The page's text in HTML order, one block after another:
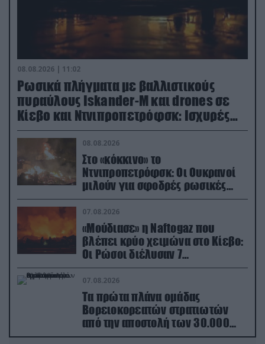
08.08.2026 | 11:02
Ρωσικά πλήγματα με βαλλιστικούς
πυραύλους Iskander-M και drones σε
Κίεβο και Ντνιπροπετρόφσκ: Ισχυρές
εκρήξεις
08.08.2026
Στο «κόκκινο» το
Ντνιπροπετρόφσκ: Οι Ουκρανοί
μιλούν για σφοδρές ρωσικές
επιθέσεις σε όλη την επικράτεια
07.08.2026
«Μούδιασε» η Naftogaz που
βλέπει κρύο χειμώνα στο Κίεβο:
Οι Ρώσοι διέλυσαν 7
εγκαταστάσεις του ουκρανικού
κολοσσού!
07.08.2026
Τα πρώτα πλάνα ομάδας
Βορειοκορεατών στρατιωτών
από την αποστολή των 30.000
που έφτασαν στη Ρωσία (βίντεο)